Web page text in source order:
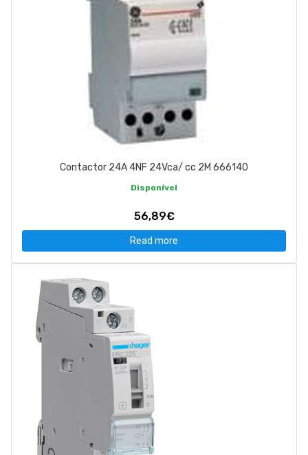
Contactor 24A 4NF 24Vca/ cc 2M 666140
Disponível
56,89€
Read more